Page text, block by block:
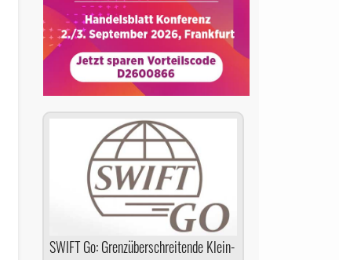
SWIFT Go: Grenz­über­schrei­ten­de Klein­